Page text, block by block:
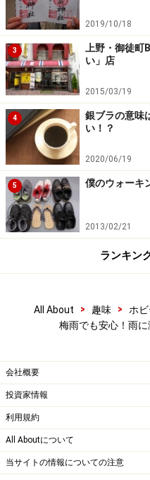
った。
■中村屋サロン美術館
新宿区新宿三丁目26番13
10時30分～19時（最終入
毎週火曜日休館（火曜日
日
そういえば、地下街で何
憶はないが、探してみれ
る。M美さんが足を止め
のシュークリーム。少々
■洋菓子のヒロタ 新宿西
月～土 AM9:00～PM10:00
日・祝 AM9:00～PM9:00
ルミネエストへ行きた
と、吸い込まれていった
2019/10/18
3
上野・御徒
い」店
2015/03/19
4
銀ブラの意味
い！？
2020/06/19
5 僕のウォーキ
2013/02/21
ランキン
All About > 趣味 > ホ
梅雨でも安心！雨
会社概要
投資家情報
利用規約
All Aboutについて
当サイトの情報についての注意